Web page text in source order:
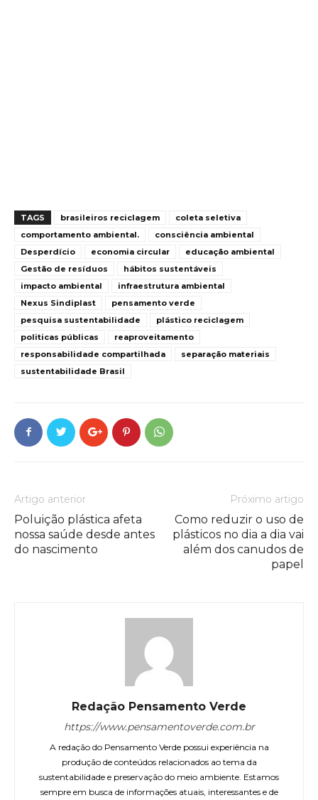
TAGS brasileiros reciclagem
coleta seletiva
comportamento ambiental.
consciência ambiental
Desperdício
economia circular
educação ambiental
Gestão de resíduos
hábitos sustentáveis
impacto ambiental
infraestrutura ambiental
Nexus Sindiplast
pensamento verde
pesquisa sustentabilidade
plástico reciclagem
politicas públicas
reaproveitamento
responsabilidade compartilhada
separação materiais
sustentabilidade Brasil
Artigo anterior
Poluição plástica afeta
nossa saúde desde antes
do nascimento
Próximo artigo
Como reduzir o uso de
plásticos no dia a dia vai
além dos canudos de
papel
Redação Pensamento Verde
https://www.pensamentoverde.com.br
A redação do Pensamento Verde possui experiência na
produção de conteúdos relacionados ao tema da
sustentabilidade e preservação do meio ambiente. Estamos
sempre em busca de informações atuais, interessantes e de